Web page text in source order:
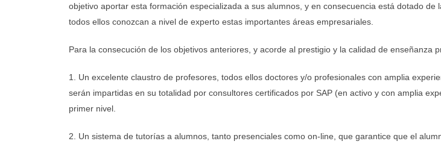
objetivo aportar esta formación especializada a sus alumnos, y en consecuencia está dotado
todos ellos conozcan a nivel de experto estas importantes áreas empresariales.
Para la consecución de los objetivos anteriores, y acorde al prestigio y la calidad de enseñanza
1. Un excelente claustro de profesores, todos ellos doctores y/o profesionales con amplia
serán impartidas en su totalidad por consultores certificados por SAP (en activo y con amplia
primer nivel.
2. Un sistema de tutorías a alumnos, tanto presenciales como on-line, que garantice que el